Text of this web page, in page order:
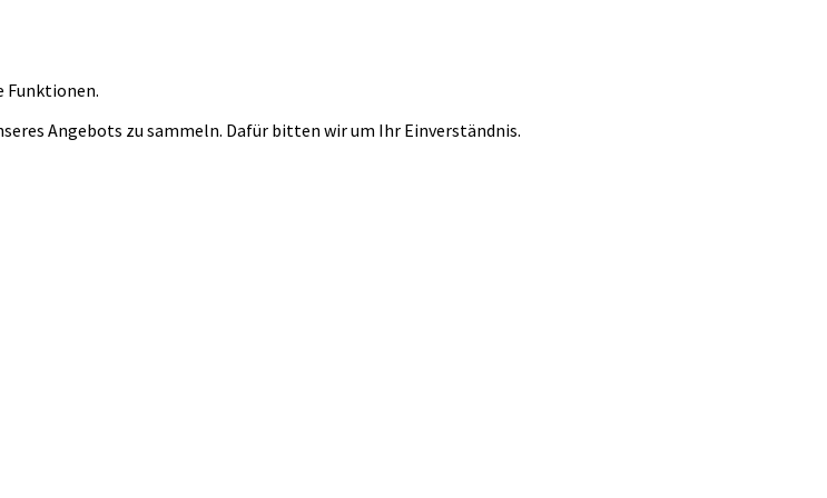
Funktionen.
Angebots zu sammeln. Dafür bitten wir um Ihr Einverständnis.